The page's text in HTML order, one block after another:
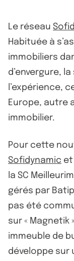
Le réseau
Habituée à
immobiliers
d’envergure,
l’expérience,
Europe, autre
immobilier.
Pour cette
Sofidynamic et
la SC
gérés par
pas été
sur « Magnetik
immeuble de
développe sur